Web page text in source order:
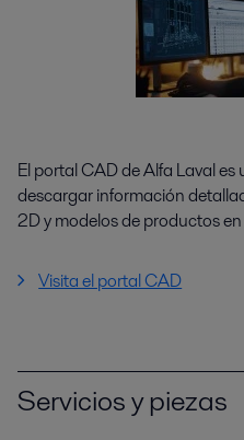
El portal CAD de Alfa Laval
descargar información
2D y modelos de productos
Visita el portal CAD
Servicios y piezas